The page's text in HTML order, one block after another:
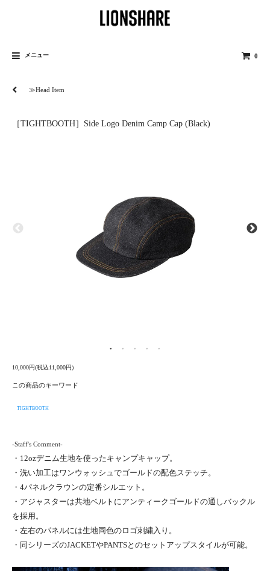
メニュー 0
≫Head Item
［TIGHTBOOTH］Side Logo Denim Camp Cap (Black)
10,000円(税込11,000円)
この商品のキーワード
TIGHTBOOTH
-Staff's Comment-
・12ozデニム生地を使ったキャンプキャップ。
・洗い加工はワンウォッシュでゴールドの配色ステッチ。
・4パネルクラウンの定番シルエット。
・アジャスターは共地ベルトにアンティークゴールドの通しバックル
を採用。
・左右のパネルには生地同色のロゴ刺繍入り。
・同シリーズのJACKETやPANTSとのセットアップスタイルが可能。